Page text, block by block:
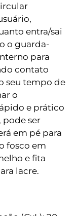
entra/sai
o guarda-
para
contato
seu tempo de
o
e prático
pode ser
em pé para
fosco em
e fita
lacre.